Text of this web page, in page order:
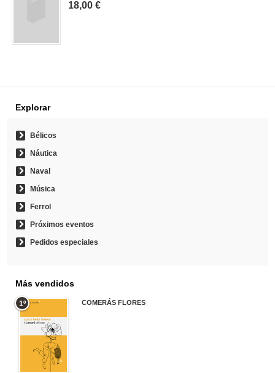
18,00 €
Explorar
Bélicos
Náutica
Naval
Música
Ferrol
Próximos eventos
Pedidos especiales
Más vendidos
1º COMERÁS FLORES